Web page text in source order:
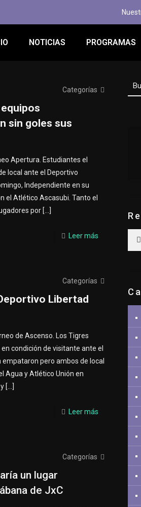
NOTICIAS PROGRAMAS
Categorías
sin goles sus
Apertura. Estudiantes el
local ante el Deportivo
Independiente en su
el Atlético Ascasubi. Tanto el
por[…]
Leer más
Categorías
Libertad
de Ascenso. Los Tigres
condición de visitante ante el
pero ambos de local
Agua y Atlético Unión en
[…]
Leer más
Categorías
un lugar
de JxC